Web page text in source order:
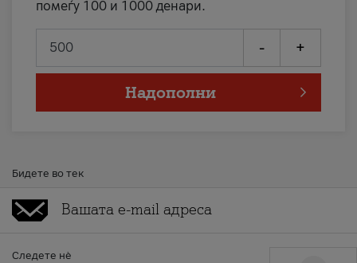
помеѓу 100 и 1000 денари.
- +
Надополни
Бидете во тек
Следете нè